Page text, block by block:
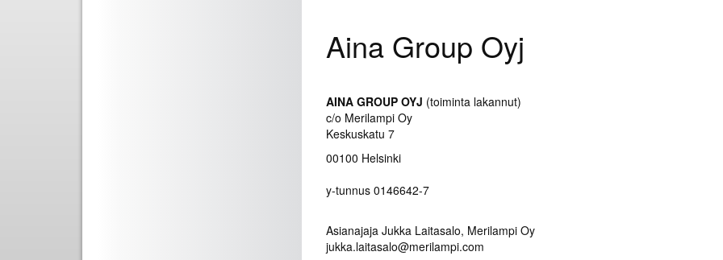
Aina Group Oyj
AINA GROUP OYJ (toiminta lakannut)
c/o Merilampi Oy
Keskuskatu 7
00100 Helsinki
y-tunnus 0146642-7
Asianajaja Jukka Laitasalo, Merilampi Oy
jukka.laitasalo@merilampi.com